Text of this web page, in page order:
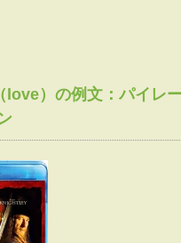
love）の例文：パイレ